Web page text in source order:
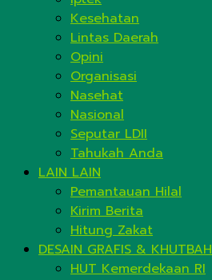
Kesehatan
Lintas Daerah
Opini
Organisasi
Nasehat
Nasional
Seputar LDII
Tahukah Anda
LAIN LAIN
Pemantauan Hilal
Kirim Berita
Hitung Zakat
DESAIN GRAFIS & KHUTBAH
HUT Kemerdekaan RI